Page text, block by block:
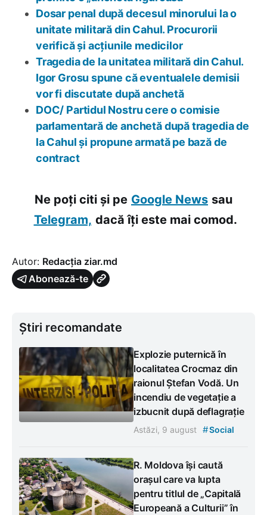
Dosar penal după decesul minorului la o
unitate militară din Cahul. Procurorii
verifică și acțiunile medicilor
Tragedia de la unitatea militară din Cahul.
Igor Grosu spune că eventualele demisii
vor fi discutate după anchetă
DOC/ Partidul Nostru cere o comisie
parlamentară de anchetă după tragedia de
la Cahul și propune armată pe bază de
contract
Ne poți citi și pe Google News sau
Telegram, dacă îți este mai comod.
Autor: Redacția ziar.md
Abonează-te
Știri recomandate
Explozie puternică în
localitatea Crocmaz din
raionul Ștefan Vodă. Un
incendiu de vegetație a
izbucnit după deflagrație
Astăzi, 9 august #Social
R. Moldova își caută
orașul care va lupta
pentru titlul de „Capitală
Europeană a Culturii” în